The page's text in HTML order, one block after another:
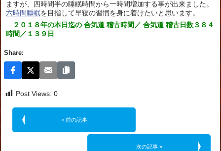
ますが、四時間半の睡眠時間から一時間増加する事が出来ました。
六時間睡眠を目指して早寝の習慣を身に着けたいと思います。
２０１８年の本日迄の 合気道 稽古時間／ 合気道 稽古日数３８４
時間／１３９日
Share:
Post Views: 0
« 前の記事
次の記事 »